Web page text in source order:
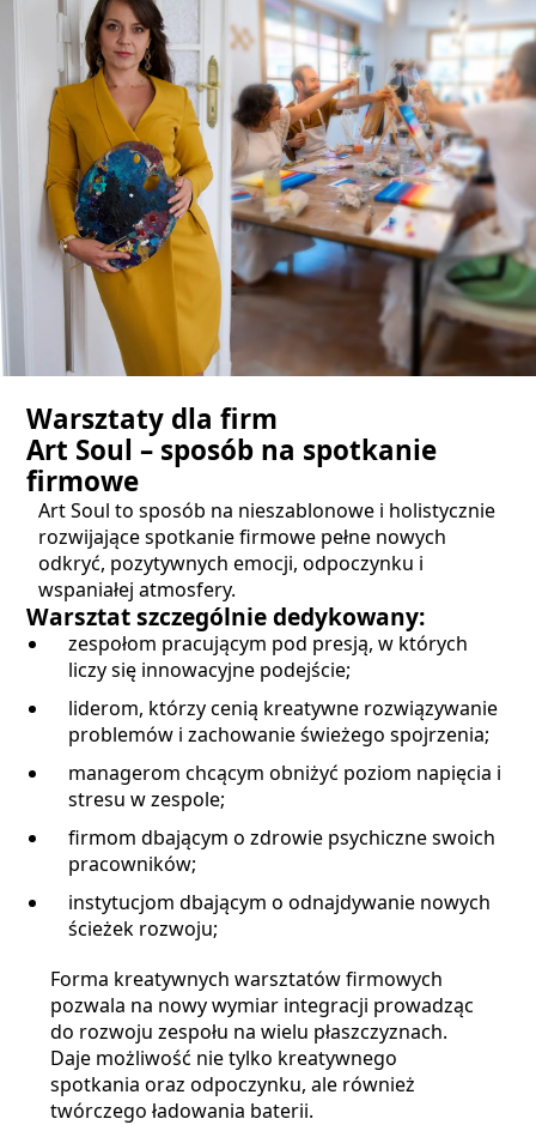
Warsztaty dla firm
Art Soul – sposób na spotkanie
firmowe
Art Soul to sposób na nieszablonowe i holistycznie
rozwijające spotkanie firmowe pełne nowych
odkryć, pozytywnych emocji, odpoczynku i
wspaniałej atmosfery.
Warsztat szczególnie dedykowany:
zespołom pracującym pod presją, w których
liczy się innowacyjne podejście;
liderom, którzy cenią kreatywne rozwiązywanie
problemów i zachowanie świeżego spojrzenia;
managerom chcącym obniżyć poziom napięcia i
stresu w zespole;
firmom dbającym o zdrowie psychiczne swoich
pracowników;
instytucjom dbającym o odnajdywanie nowych
ścieżek rozwoju;
Forma kreatywnych warsztatów firmowych
pozwala na nowy wymiar integracji prowadząc
do rozwoju zespołu na wielu płaszczyznach.
Daje możliwość nie tylko kreatywnego
spotkania oraz odpoczynku, ale również
twórczego ładowania baterii.